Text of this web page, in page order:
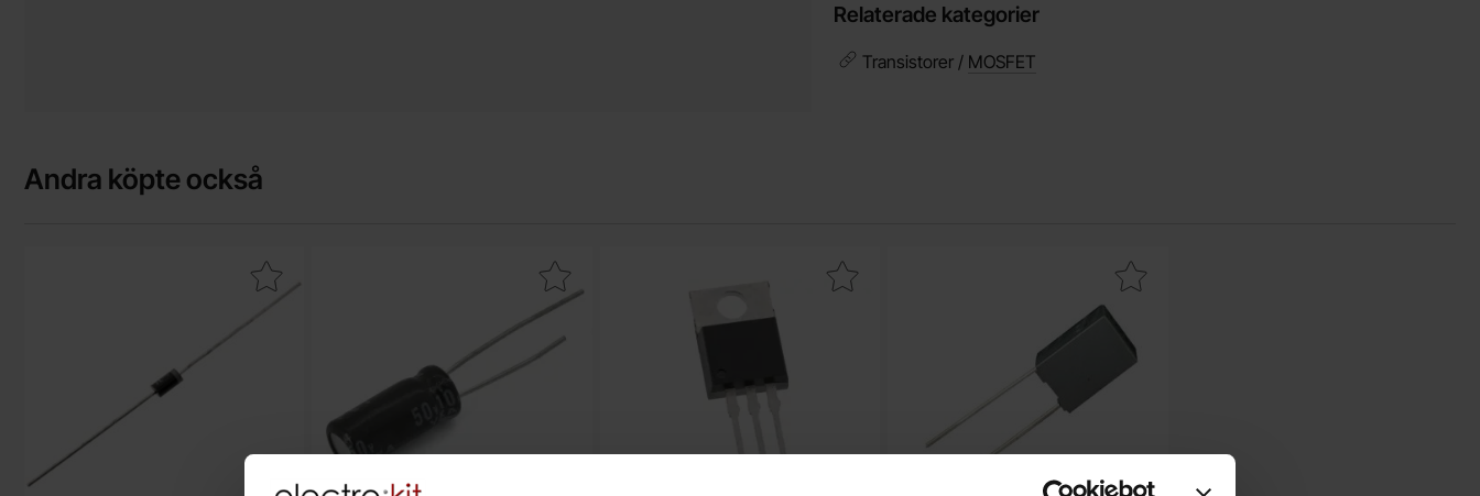
Relaterade kategorier
Transistorer / MOSFET
Andra köpte också
Makera 1N4004 DO-41 400V 1A som favoritMakera elektrolytkondensator 1uF 50V 105C ø4x7mm 1000h som favoritMakera iRLZ34N TO-220 N-ch 55V 27A logic level som favoritMakera pC13 4.7nF 100V poly som favorit